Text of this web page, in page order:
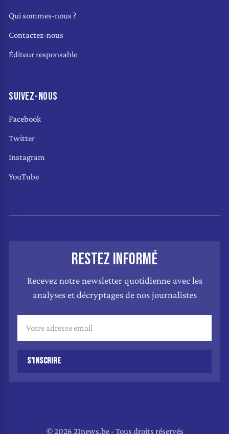
Qui sommes-nous ?
Contactez-nous
Éditeur responsable
SUIVEZ-NOUS
Facebook
Twitter
Instagram
YouTube
RESTEZ INFORMÉ
Recevez notre newsletter quotidienne avec les
analyses et décryptages de nos journalistes
S'INSCRIRE
© 2026 21news.be - Tous droits réservés